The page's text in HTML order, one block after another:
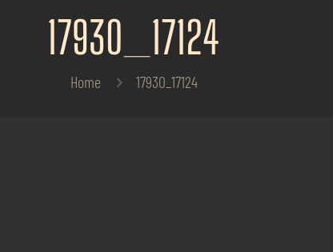
17930_17124
Home 17930_17124